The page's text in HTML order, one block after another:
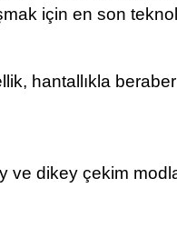
için en son
hantallıkla
ve dikey çekim